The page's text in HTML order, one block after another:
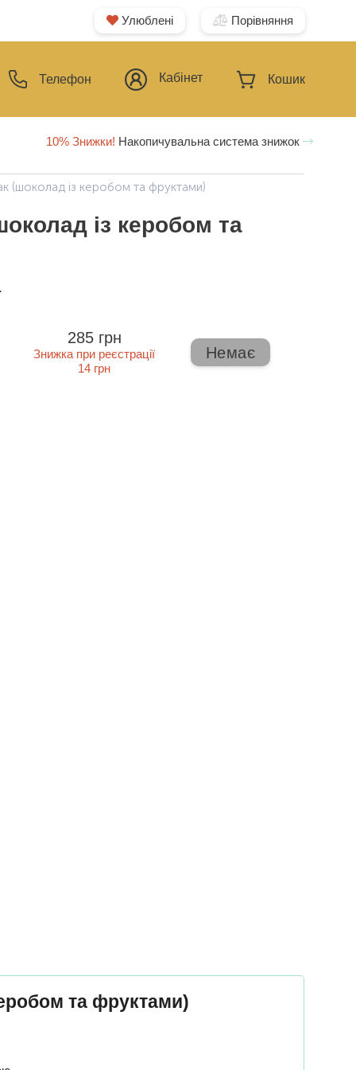
Улюблені Порівняння
Телефон Кабінет Кошик
10% Знижки! Накопичувальна система знижок
(шоколад із керобом та фруктами)
із керобом та
285 грн
Знижка при реєстрації
14 грн
Немає
та фруктами)